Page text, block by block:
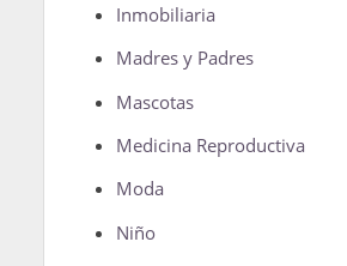
Inmobiliaria
Madres y Padres
Mascotas
Medicina Reproductiva
Moda
Niño